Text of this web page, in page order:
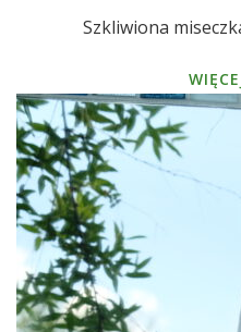
Szkliwiona